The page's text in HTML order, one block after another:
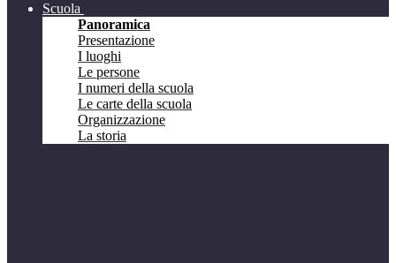
Scuola
Panoramica
Presentazione
I luoghi
Le persone
I numeri della scuola
Le carte della scuola
Organizzazione
La storia